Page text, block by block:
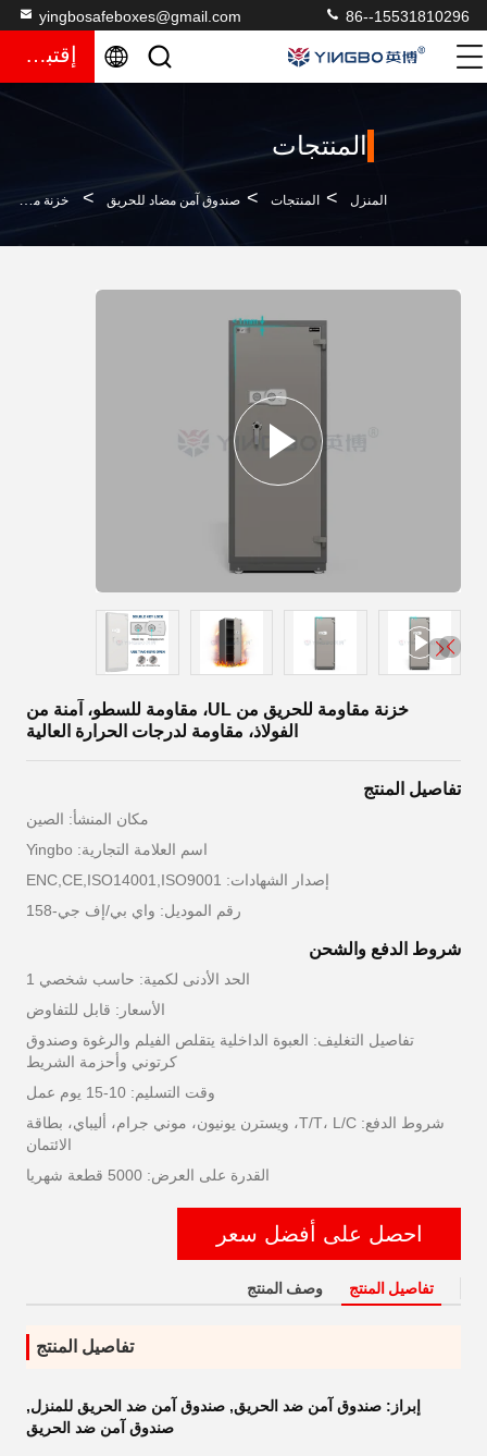
yingbosafeboxes@gmail.com 86--15531810296
إقتباس
المنتجات
المنزل > المنتجات > صندوق آمن مضاد للحريق > خزنة مقاومة للحريق من UL، مقاومة للسطو، آمنة من الفولاذ، مقاومة لدرجات الحرارة العالية
خزنة مقاومة للحريق من UL، مقاومة للسطو، آمنة من
الفولاذ، مقاومة لدرجات الحرارة العالية
تفاصيل المنتج
مكان المنشأ: الصين
اسم العلامة التجارية: Yingbo
إصدار الشهادات: ENC,CE,ISO14001,ISO9001
رقم الموديل: واي بي/إف جي-158
شروط الدفع والشحن
الحد الأدنى لكمية: حاسب شخصي 1
الأسعار: قابل للتفاوض
تفاصيل التغليف: العبوة الداخلية يتقلص الفيلم والرغوة وصندوق
كرتوني وأحزمة الشريط
وقت التسليم: 10-15 يوم عمل
شروط الدفع: T/T، L/C، ويسترن يونيون، موني جرام، أليباي، بطاقة
الائتمان
القدرة على العرض: 5000 قطعة شهريا
احصل على أفضل سعر
تفاصيل المنتج وصف المنتج
تفاصيل المنتج
إبراز: صندوق آمن ضد الحريق, صندوق آمن ضد الحريق للمنزل,
صندوق آمن ضد الحريق